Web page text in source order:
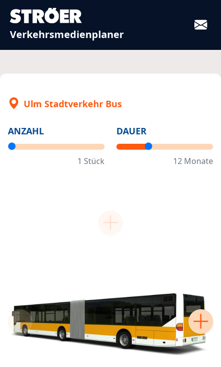
Verkehrsmedienplaner
Ulm Stadtverkehr Bus
ANZAHL
1 Stück
DAUER
12 Monate